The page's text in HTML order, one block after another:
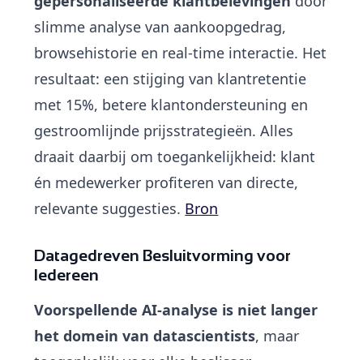
slimme analyse van aankoopgedrag,
browsehistorie en real-time interactie. Het
resultaat: een stijging van klantretentie
met 15%, betere klantondersteuning en
gestroomlijnde prijsstrategieën. Alles
draait daarbij om toegankelijkheid: klant
én medewerker profiteren van directe,
relevante suggesties. Bron
Datagedreven Besluitvorming voor
Iedereen
Voorspellende AI-analyse is niet langer
het domein van datascientists, maar